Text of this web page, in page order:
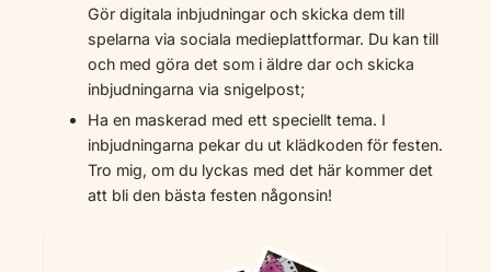
Gör digitala inbjudningar och skicka dem till
spelarna via sociala medieplattformar. Du kan till
och med göra det som i äldre dar och skicka
inbjudningarna via snigelpost;
Ha en maskerad med ett speciellt tema. I
inbjudningarna pekar du ut klädkoden för festen.
Tro mig, om du lyckas med det här kommer det
att bli den bästa festen någonsin!